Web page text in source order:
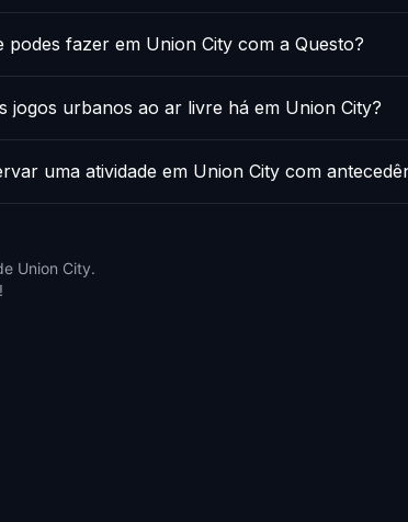
podes fazer em Union City com a Questo?
jogos urbanos ao ar livre há em Union City?
uma atividade em Union City com
Union City.